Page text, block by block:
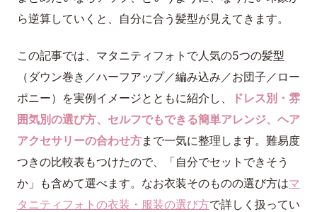
ら逆算していくと、自分に合う髪型が見えてきます。
この記事では、マタニティフォトで人気の5つの髪型
（ダウン巻き／ハーフアップ／編み込み／お団子／ロー
ポニー）を実例イメージとともに紹介し、
ドレス別・雰
囲気別の選び方、セルフでもできる簡単アレンジ、ヘア
アクセサリーの合わせ方まで一気に整理します。難易度
つきの比較表もつけたので、「自分でセットできそう
か」も含めて選べます。なお衣装そのものの選び方はマ
タニティフォトの衣装・服装の選び方で詳しく扱ってい